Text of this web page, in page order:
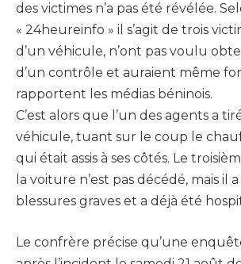
des victimes n’a pas été révélée.
« 24heureinfo » il s’agit de trois
d’un véhicule, n’ont pas voulu
d’un contrôle et auraient même
rapportent les médias béninois.
C’est alors que l’un des agents a
véhicule, tuant sur le coup le
qui était assis à ses côtés. Le
la voiture n’est pas décédé, mais il
blessures graves et a déjà été
Le confrère précise qu’une